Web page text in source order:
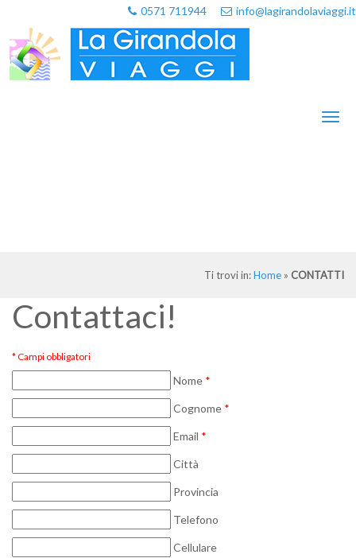
0571 711944 info@lagirandolaviaggi.it
Ti trovi in:Home » CONTATTI
Contattaci!
* Campi obbligatori
Nome *
Cognome *
Email *
Città
Provincia
Telefono
Cellulare